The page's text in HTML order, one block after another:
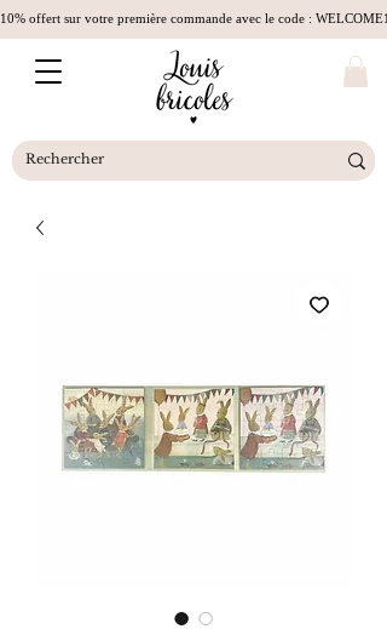
10% offert sur votre première commande avec le code :